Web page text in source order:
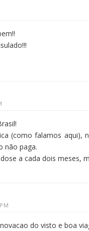
(como falamos aqui),
não paga.
a cada dois meses,
do visto e boa